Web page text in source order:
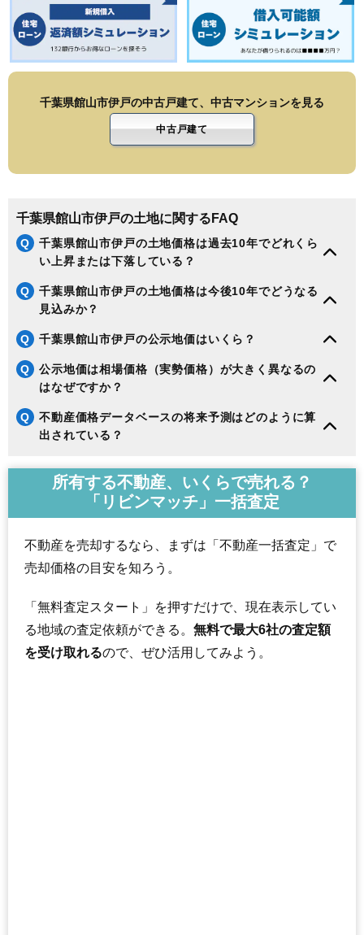
千葉県館山市伊戸の中古戸建て、中古マンションを見る
中古戸建て
千葉県館山市伊戸の土地に関するFAQ
Q
千葉県館山市伊戸の土地価格は過去10年でどれくら
い上昇または下落している？
Q
千葉県館山市伊戸の土地価格は今後10年でどうなる
見込みか？
Q 千葉県館山市伊戸の公示地価はいくら？
Q
公示地価は相場価格（実勢価格）が大きく異なるの
はなぜですか？
Q
不動産価格データベースの将来予測はどのように算
出されている？
所有する不動産、いくらで売れる？
「リビンマッチ」一括査定
不動産を売却するなら、まずは「不動産一括査定」で
売却価格の目安を知ろう。
「無料査定スタート」を押すだけで、現在表示してい
る地域の査定依頼ができる。 無料で最大6社の査定額
を受け取れるので、ぜひ活用してみよう。